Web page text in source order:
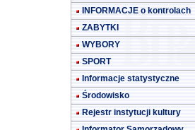
INFORMACJE o kontrolach
ZABYTKI
WYBORY
SPORT
Informacje statystyczne
Środowisko
Rejestr instytucji kultury